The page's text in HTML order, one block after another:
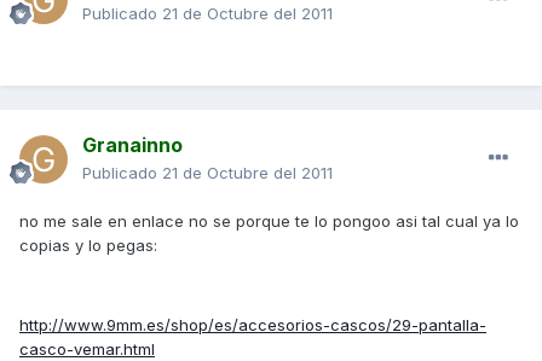
Publicado 21 de Octubre del 2011
Granainno
Publicado 21 de Octubre del 2011
no me sale en enlace no se porque te lo pongoo asi tal cual ya lo
copias y lo pegas:
http://www.9mm.es/shop/es/accesorios-cascos/29-pantalla-
casco-vemar.html